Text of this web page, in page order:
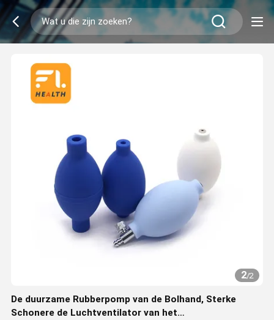
2/2
De duurzame Rubberpomp van de Bolhand, Sterke
Schonere de Luchtventilator van het